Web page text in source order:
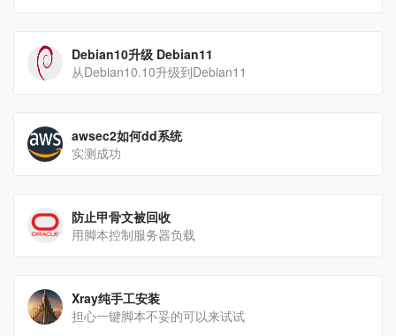
Debian10升级 Debian11
从Debian10.10升级到Debian11
awsec2如何dd系统
实测成功
防止甲骨文被回收
用脚本控制服务器负载
Xray纯手工安装
担心一键脚本不妥的可以来试试